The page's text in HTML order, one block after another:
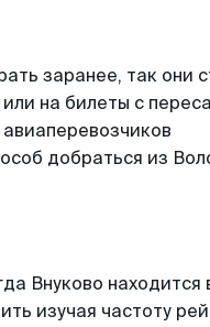
заранее, так они
на билеты с
добраться из
Внуково находится
изучая частоту